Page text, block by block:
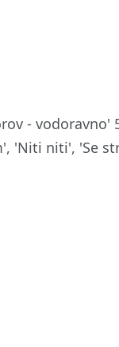
- vodoravno'
'Niti niti', 'Se